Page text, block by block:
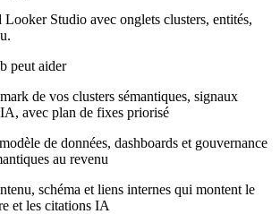
Looker Studio avec onglets clusters, entités,
peut aider
de vos clusters sémantiques, signaux
avec plan de fixes priorisé
de données, dashboards et gouvernance
au revenu
schéma et liens internes qui montent le
et les citations IA